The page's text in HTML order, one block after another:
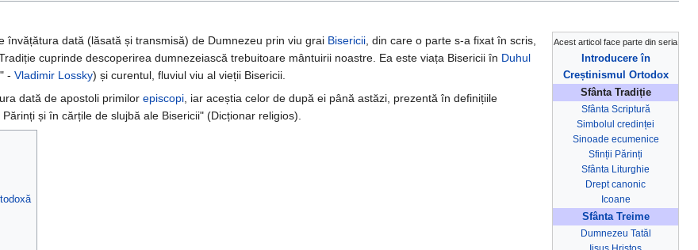
Acest articol face parte din seria
Introducere în
Creștinismul Ortodox
Sfânta Tradiție
Sfânta Scriptură
Simbolul credinței
Sinoade ecumenice
Sfinții Părinți
Sfânta Liturghie
Drept canonic
Icoane
Sfânta Treime
Dumnezeu Tatăl
învățătura dată (lăsată și transmisă) de Dumnezeu prin viu grai Bisericii , din care o parte s-a fixat în scris,
Tradiție cuprinde descoperirea dumnezeiască trebuitoare mântuirii noastre. Ea este viața Bisericii în Duhul
- Vladimir Lossky) și curentul, fluviul viu al vieții Bisericii.
dată de apostoli primilor episcopi , iar aceștia celor de după ei până astăzi, prezentă în definițiile
și în cărțile de slujbă ale Bisericii" (Dicționar religios).